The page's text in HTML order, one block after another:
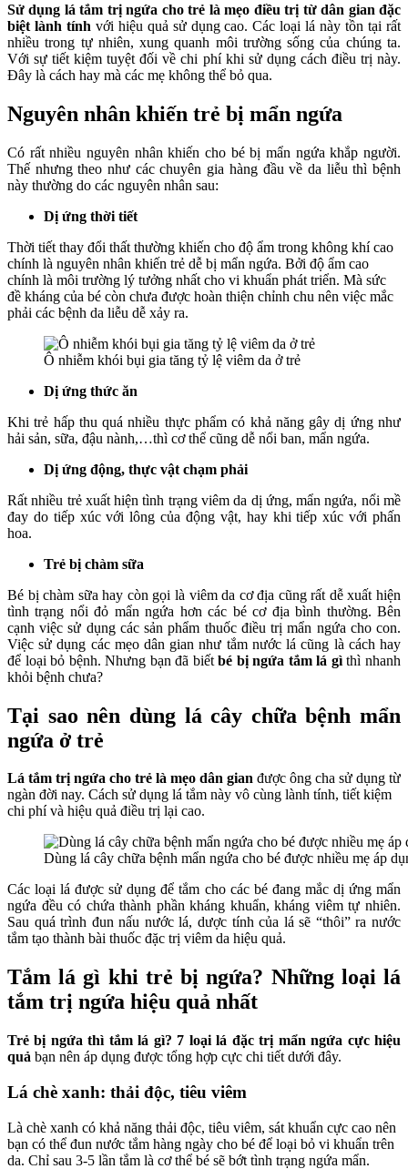
Sử dụng lá tắm trị ngứa cho trẻ là mẹo điều trị từ dân gian đặc
biệt lành tính với hiệu quả sử dụng cao. Các loại lá này tồn tại rất
nhiều trong tự nhiên, xung quanh môi trường sống của chúng ta.
Với sự tiết kiệm tuyệt đối về chi phí khi sử dụng cách điều trị này.
Đây là cách hay mà các mẹ không thể bỏ qua.
Nguyên nhân khiến trẻ bị mẩn ngứa
Có rất nhiều nguyên nhân khiến cho bé bị mẩn ngứa khắp người.
Thế nhưng theo như các chuyên gia hàng đầu về da liễu thì bệnh
này thường do các nguyên nhân sau:
Dị ứng thời tiết
Thời tiết thay đổi thất thường khiến cho độ ẩm trong không khí cao
chính là nguyên nhân khiến trẻ dễ bị mẩn ngứa. Bởi độ ẩm cao
chính là môi trường lý tưởng nhất cho vi khuẩn phát triển. Mà sức
đề kháng của bé còn chưa được hoàn thiện chỉnh chu nên việc mắc
phải các bệnh da liễu dễ xảy ra.
Ô nhiễm khói bụi gia tăng tỷ lệ viêm da ở trẻ
Dị ứng thức ăn
Khi trẻ hấp thu quá nhiều thực phẩm có khả năng gây dị ứng như
hải sản, sữa, đậu nành,…thì cơ thể cũng dễ nổi ban, mẩn ngứa.
Dị ứng động, thực vật chạm phải
Rất nhiều trẻ xuất hiện tình trạng viêm da dị ứng, mẩn ngứa, nổi mề
đay do tiếp xúc với lông của động vật, hay khi tiếp xúc với phấn
hoa.
Trẻ bị chàm sữa
Bé bị chàm sữa hay còn gọi là viêm da cơ địa cũng rất dễ xuất hiện
tình trạng nổi đỏ mẩn ngứa hơn các bé cơ địa bình thường. Bên
cạnh việc sử dụng các sản phẩm thuốc điều trị mẩn ngứa cho con.
Việc sử dụng các mẹo dân gian như tắm nước lá cũng là cách hay
để loại bỏ bệnh. Nhưng bạn đã biếtbé bị ngứa tắm lá gìthì nhanh
khỏi bệnh chưa?
Tại sao nên dùng lá cây chữa bệnh mẩn
ngứa ở trẻ
Lá tắm trị ngứa cho trẻ là mẹo dân gian được ông cha sử dụng từ
ngàn đời nay. Cách sử dụng lá tắm này vô cùng lành tính, tiết kiệm
chi phí và hiệu quả điều trị lại cao.
Dùng lá cây chữa bệnh mẩn ngứa cho bé được nhiều mẹ áp
Các loại lá được sử dụng để tắm cho các bé đang mắc dị ứng mẩn
ngứa đều có chứa thành phần kháng khuẩn, kháng viêm tự nhiên.
Sau quá trình đun nấu nước lá, dược tính của lá sẽ “thôi” ra nước
tắm tạo thành bài thuốc đặc trị viêm da hiệu quả.
Tắm lá gì khi trẻ bị ngứa? Những loại lá
tắm trị ngứa hiệu quả nhất
Trẻ bị ngứa thì tắm lá gì? 7 loại lá đặc trị mẩn ngứa cực hiệu
quả bạn nên áp dụng được tổng hợp cực chi tiết dưới đây.
Lá chè xanh: thải độc, tiêu viêm
Là chè xanh có khả năng thải độc, tiêu viêm, sát khuẩn cực cao nên
bạn có thể đun nước tắm hàng ngày cho bé để loại bỏ vi khuẩn trên
da. Chỉ sau 3-5 lần tắm là cơ thể bé sẽ bớt tình trạng ngứa mẩn.